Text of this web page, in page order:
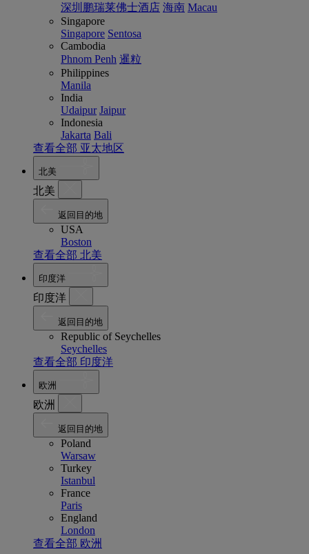
深圳鹏瑞莱佛士酒店 海南 Macau
Singapore
Singapore Sentosa
Cambodia
Phnom Penh 暹粒
Philippines
Manila
India
Udaipur Jaipur
Indonesia
Jakarta Bali
查看全部 亚太地区
北美
北美
返回目的地
USA
Boston
查看全部 北美
印度洋
印度洋
返回目的地
Republic of Seychelles
Seychelles
查看全部 印度洋
欧洲
欧洲
返回目的地
Poland
Warsaw
Turkey
Istanbul
France
Paris
England
London
查看全部 欧洲